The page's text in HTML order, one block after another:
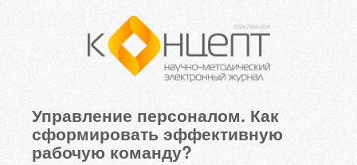
Управление персоналом. Как
сформировать эффективную
рабочую команду?